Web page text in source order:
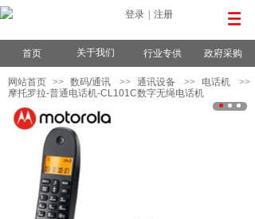
登录 注册
首页 关于我们 行业专供 政府采购
网站首页 >> 数码/通讯 >> 通讯设备 >> 电话机
>>
摩托罗拉-普通电话机-CL101C数字无绳电话机